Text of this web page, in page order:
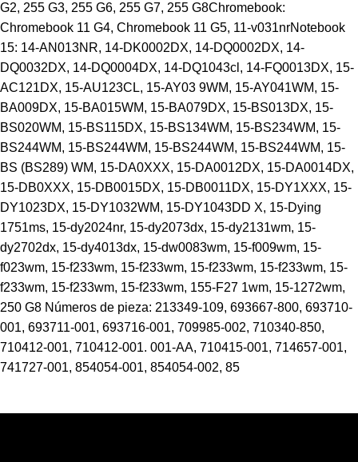
G2, 255 G3, 255 G6, 255 G7, 255 G8Chromebook:
Chromebook 11 G4, Chromebook 11 G5, 11-v031nrNotebook
15: 14-AN013NR, 14-DK0002DX, 14-DQ0002DX, 14-
DQ0032DX, 14-DQ0004DX, 14-DQ1043cl, 14-FQ0013DX, 15-
AC121DX, 15-AU123CL, 15-AY03 9WM, 15-AY041WM, 15-
BA009DX, 15-BA015WM, 15-BA079DX, 15-BS013DX, 15-
BS020WM, 15-BS115DX, 15-BS134WM, 15-BS234WM, 15-
BS244WM, 15-BS244WM, 15-BS244WM, 15-BS244WM, 15-
BS (BS289) WM, 15-DA0XXX, 15-DA0012DX, 15-DA0014DX,
15-DB0XXX, 15-DB0015DX, 15-DB0011DX, 15-DY1XXX, 15-
DY1023DX, 15-DY1032WM, 15-DY1043DD X, 15-Dying
1751ms, 15-dy2024nr, 15-dy2073dx, 15-dy2131wm, 15-
dy2702dx, 15-dy4013dx, 15-dw0083wm, 15-f009wm, 15-
f023wm, 15-f233wm, 15-f233wm, 15-f233wm, 15-f233wm, 15-
f233wm, 15-f233wm, 15-f233wm, 155-F27 1wm, 15-1272wm,
250 G8 Números de pieza: 213349-109, 693667-800, 693710-
001, 693711-001, 693716-001, 709985-002, 710340-850,
710412-001, 710412-001. 001-AA, 710415-001, 714657-001,
741727-001, 854054-001, 854054-002, 85